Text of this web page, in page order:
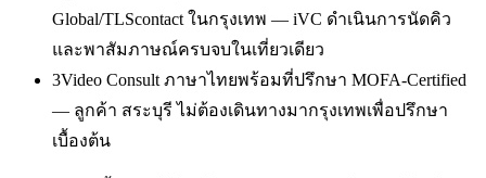
Global/TLScontact ในกรุงเทพ — iVC ดำเนินการนัดคิว
และพาสัมภาษณ์ครบจบในเที่ยวเดียว
3Video Consult ภาษาไทยพร้อมที่ปรึกษา MOFA-Certified
— ลูกค้า สระบุรี ไม่ต้องเดินทางมากรุงเทพเพื่อปรึกษา
เบื้องต้น